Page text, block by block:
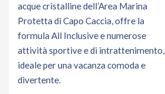
acque cristalline dell’Area Marina
Protetta di Capo Caccia, offre la
formula All Inclusive e numerose
attività sportive e di intrattenimento,
ideale per una vacanza comoda e
divertente.